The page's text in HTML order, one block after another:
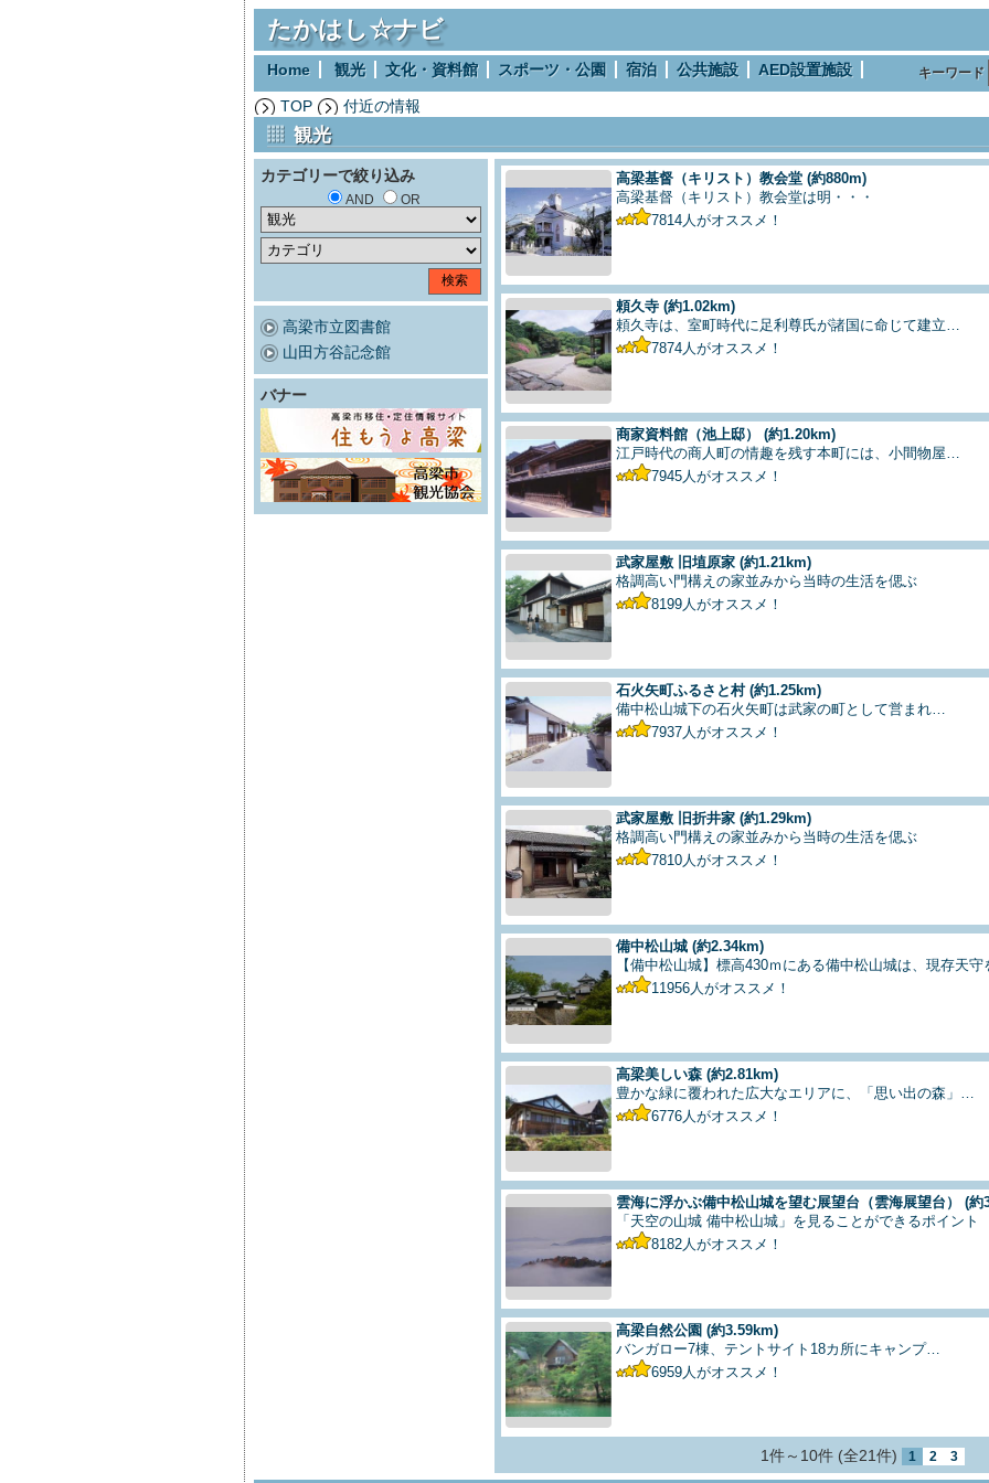
たかはし☆ナビ
Home 観光 文化・資料館 スポーツ・公園 宿泊 公共施設 AED設置施設 キーワード
TOP 付近の情報
観光
カテゴリーで絞り込み
AND OR
高梁市立図書館
山田方谷記念館
バナー
高梁基督（キリスト）教会堂 (約880m)
高梁基督（キリスト）教会堂は明・・・
7814 人がオススメ！
頼久寺 (約1.02km)
頼久寺は、室町時代に足利尊氏が諸国に命じて建立…
7874 人がオススメ！
商家資料館（池上邸）
(約1.20km)
江戸時代の商人町の情趣を残す本町には、小間物屋…
7945 人がオススメ！
武家屋敷 旧埴原家 (約1.21km)
格調高い門構えの家並みから当時の生活を偲ぶ
8199 人がオススメ！
石火矢町ふるさと村 (約1.25km)
備中松山城下の石火矢町は武家の町として営まれ…
7937 人がオススメ！
武家屋敷 旧折井家 (約1.29km)
格調高い門構えの家並みから当時の生活を偲ぶ
7810 人がオススメ！
備中松山城 (約2.34km)
【備中松山城】標高430ｍにある備中松山城は、現存天
11956 人がオススメ！
高梁美しい森 (約2.81km)
豊かな緑に覆われた広大なエリアに、「思い出の森」…
6776 人がオススメ！
雲海に浮かぶ備中松山城を望む展望台（雲海展望台）
(約
「天空の山城 備中松山城」を見ることができるポイント
8182 人がオススメ！
高梁自然公園 (約3.59km)
バンガロー7棟、テントサイト18カ所にキャンプ…
6959 人がオススメ！
1件～10件 (全21件) 1 2 3